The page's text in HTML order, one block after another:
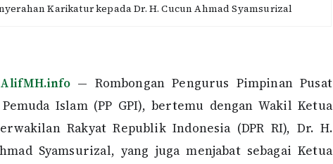
Karikatur kepadaDr. H. Cucun Ahmad Syamsurizal
AlifMH.info — Rombongan Pengurus Pimpinan Pusat
Islam (PP GPI), bertemu dengan Wakil Ketua
Rakyat Republik Indonesia (DPR RI), Dr. H.
Syamsurizal, yang juga menjabat sebagai Ketua